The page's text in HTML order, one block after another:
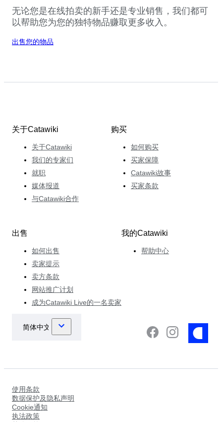
无论您是在线拍卖的新手还是专业销售，我们都可
以帮助您为您的独特物品赚取更多收入。
出售您的物品
关于Catawiki
关于Catawiki
我们的专家们
就职
媒体报道
与Catawiki合作
购买
如何购买
买家保障
Catawiki故事
买家条款
出售
如何出售
卖家提示
卖方条款
网站推广计划
成为Catawiki Live的一名卖家
我的Catawiki
帮助中心
使用条款
数据保护及隐私声明
Cookie通知
执法政策